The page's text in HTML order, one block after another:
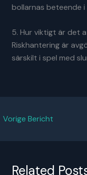
bollarnas beteende i
5. Hur viktigt är det
Riskhantering är
särskilt i spel med
Vorige Bericht
Related